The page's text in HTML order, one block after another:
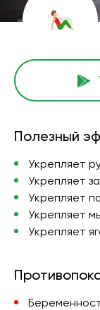
Полезный
Укрепляет
Укрепляет
Укрепляет
Укрепляет
Укрепляет